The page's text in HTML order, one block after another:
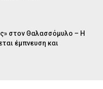
στον Θαλασσόμυλο – Η
έμπνευση και